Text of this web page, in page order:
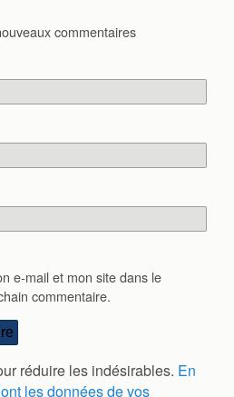
commentaires
e-mail et mon site dans le
commentaire.
réduire les indésirables. En
les données de vos